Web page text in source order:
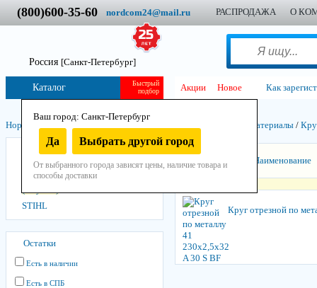
(800)600-35-60 nordcom24@mail.ru РАСПРОДАЖА О
Россия [Санкт-Петербург]
Ваш город: Санкт-Петербург
Да Выбрать другой город
От выбранного города зависят цены, наличие товара и
способы доставки
Быстрый
подбор
Каталог Акции Новое Как
Нордком Инструмент Остнастно-расходный Абразивные материалы /
Лужский Абразивный Завод
(упаковка)
Лужский Абразивный Завод
STIHL
Остатки
Есть в наличии
Есть в СПБ
Наименование
Круг отрезной по